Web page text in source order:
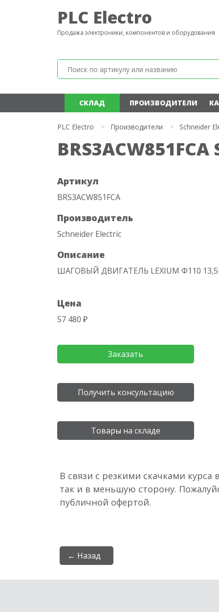
PLC Electro
Продажа электроники, компонентов и оборудования
СКЛАД ПРОИЗВОДИТЕЛИ
PLC Electro > Производители > Schneider
Артикул
BRS3ACW851FCA
Производитель
Schneider Electric
Описание
ШАГОВЫЙ ДВИГАТЕЛЬ LEXIUM Ф110
Цена
57 480 ₽
Заказать
Получить консультацию
Товары на складе
В связи с резкими скачками
так и в меньшую сторону.
публичной офертой.
← Назад